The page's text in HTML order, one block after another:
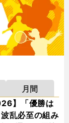
月間
】「優勝は
乱必至の組み